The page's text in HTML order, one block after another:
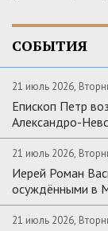
СОБЫТИЯ
21 июль 2026,
Епископ Петр
Александро-
21 июль 2026,
Иерей Роман
осуждёнными в
21 июль 2026,